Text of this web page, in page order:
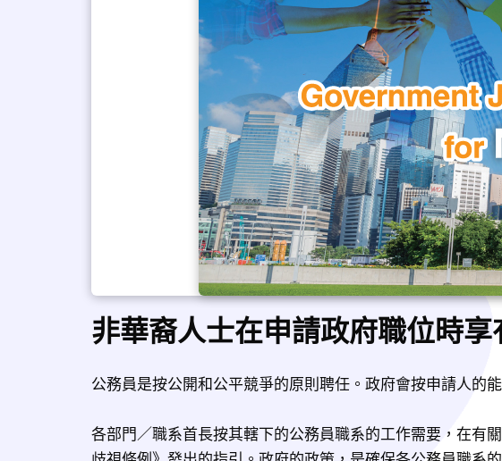
非華裔人士在申請政府職位時
公務員是按公開和公平競爭的原則聘任。政府會按申請人的
各部門／職系首長按其轄下的公務員職系的工作需要，在有